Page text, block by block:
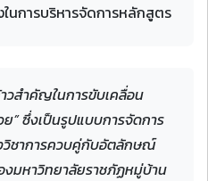
ในการบริหารจัดการหลักสูตร
วสำคัญในการขับเคลื่อน
” ซึ่งเป็นรูปแบบการจัดการ
ชาการควบคู่กับอัตลักษณ์
มหาวิทยาลัยราชภัฏหมู่บ้าน